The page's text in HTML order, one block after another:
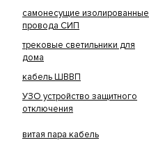
самонесущие изолированные
провода СИП
трековые светильники для
дома
кабель ШВВП
УЗО устройство защитного
отключения
витая пара кабель